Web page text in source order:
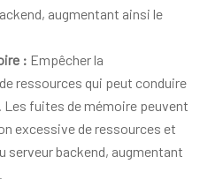
augmentant ainsi le
: Empêcher la
ressources qui peut conduire
Les fuites de mémoire peuvent
excessive de ressources et
serveur backend, augmentant